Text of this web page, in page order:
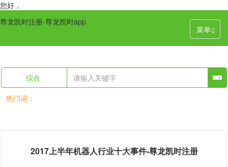
您好，
菜单
尊龙凯时注册-尊龙凯时app
综合
热门词：
2017上半年机器人行业十大事件-尊龙凯时注册